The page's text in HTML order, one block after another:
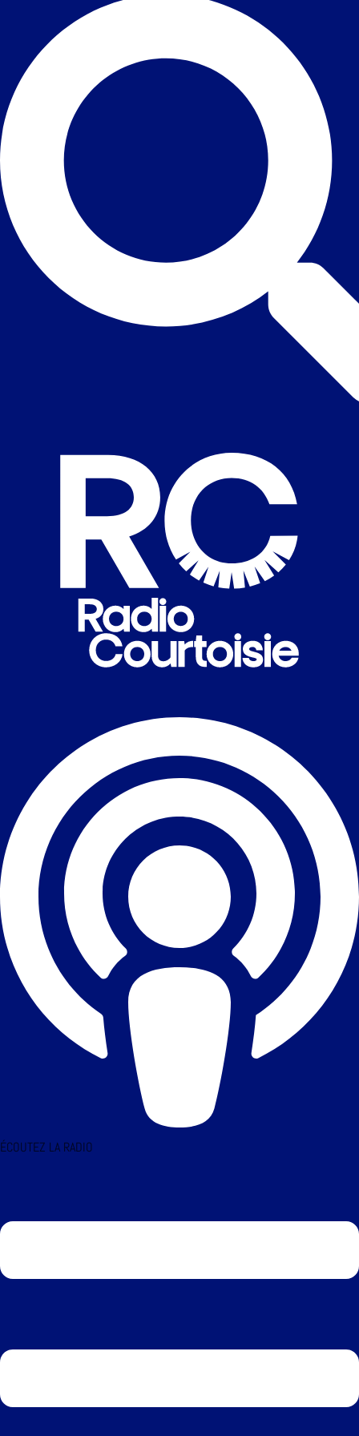
ÉCOUTEZ LA RADIO